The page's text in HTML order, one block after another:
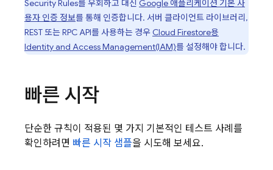
Security Rules를 우회하고 대신 Google 애플리케이션 기본 사
용자 인증 정보를 통해 인증합니다. 서버 클라이언트 라이브러리,
REST 또는 RPC API를 사용하는 경우 Cloud Firestore용
Identity and Access Management(IAM)를 설정해야 합니다.
빠른 시작
단순한 규칙이 적용된 몇 가지 기본적인 테스트 사례를
확인하려면 빠른 시작 샘플을 시도해 보세요.